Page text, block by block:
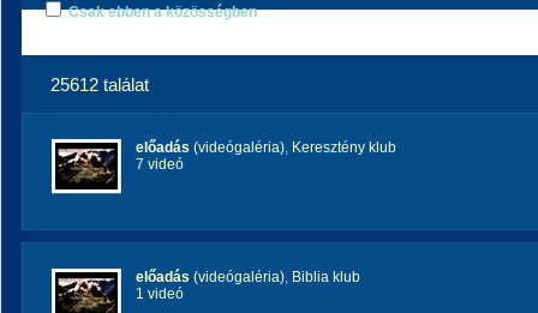
Csak ebben a közösségben
25612 találat
előadás (videógaléria), Keresztény klub
7 videó
előadás (videógaléria), Biblia klub
1 videó